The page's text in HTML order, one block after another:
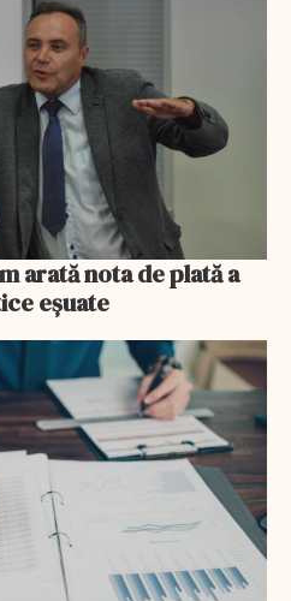
arată nota de plată a
eșuate